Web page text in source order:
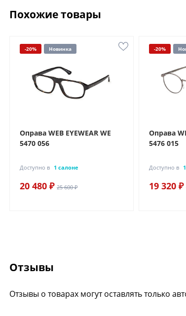
Похожие товары
-20% Новинка
Оправа WEB EYEWEAR WE
5470 056
Доступно в 1 салоне
20 480 ₽ 25 600 ₽
-20%
Оправа
5476 015
Доступно в
19 320 ₽
Отзывы
Отзывы о товарах могут оставлять только